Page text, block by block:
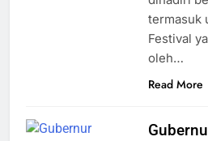
termasuk
Festival
oleh…
Read More